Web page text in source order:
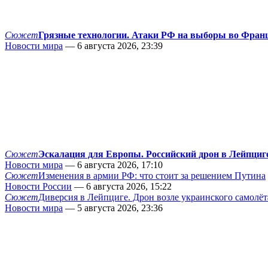
СюжетГрязные технологии. Атаки РФ на выборы во
Новости мира — 6 августа 2026, 23:39
СюжетЭскалация для Европы. Российский дрон в
Новости мира — 6 августа 2026, 17:10
СюжетИзменения в армии РФ: что стоит за решением Путина
Новости России — 6 августа 2026, 15:22
СюжетДиверсия в Лейпциге. Дрон возле украинского
Новости мира — 5 августа 2026, 23:36